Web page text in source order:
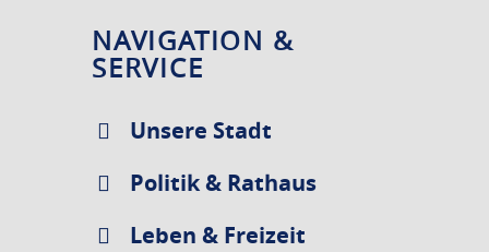
NAVIGATION &
SERVICE
Unsere Stadt
Politik & Rathaus
Leben & Freizeit